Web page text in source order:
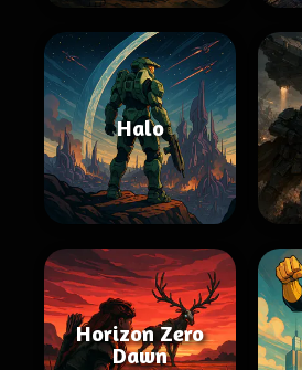
Halo
Horizon Zero
Dawn